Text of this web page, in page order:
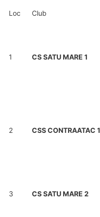
Loc Club
1 CS SATU MARE 1
2 CSS CONTRAATAC 1
3 CS SATU MARE 2